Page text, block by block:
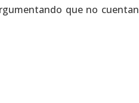
que no cuentan